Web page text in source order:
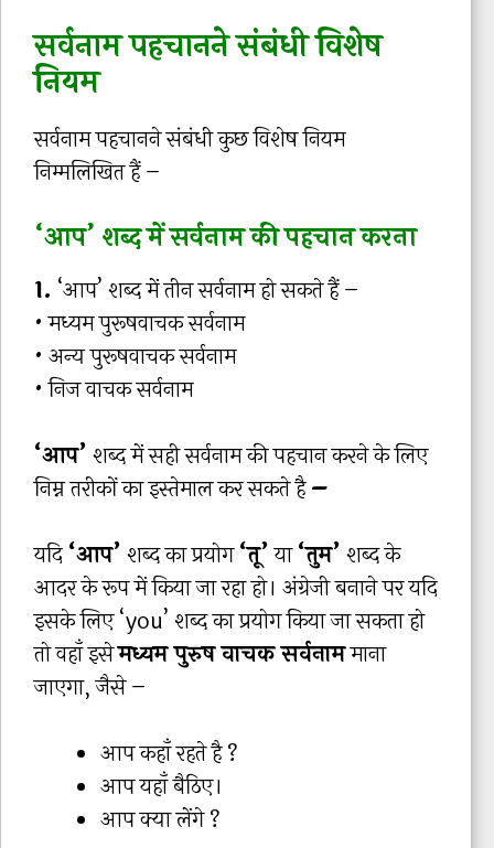
सर्वनाम पहचानने संबंधी विशेष
नियम
सर्वनाम पहचानने संबंधी कुछ विशेष नियम
निम्मलिखित हैं –
‘आप’ शब्द में सर्वनाम की पहचान करना
1. ‘आप’ शब्द में तीन सर्वनाम हो सकते हैं –
• मध्यम पुरूषवाचक सर्वनाम
• अन्य पुरूषवाचक सर्वनाम
• निज वाचक सर्वनाम
‘आप’शब्द में सही सर्वनाम की पहचान करने के लिए
निम्न तरीकों का इस्तेमाल कर सकते है–
यदि‘आप’शब्द का प्रयोग‘तू’या‘तुम’शब्द के
आदर के रूप में किया जा रहा हो। अंग्रेजी बनाने पर यदि
इसके लिए ‘you’ शब्द का प्रयोग किया जा सकता हो
तो वहाँ इसेमध्यम पुरुष वाचक सर्वनाममाना
जाएगा, जैसे –
आप कहाँ रहते है ?
आप यहाँ बैठिए।
आप क्या लेंगे ?